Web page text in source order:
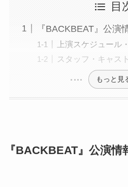
目
『BACKBEAT』公演
上演スケジュール
スタッフ・キャスト
もっと見
『BACKBEAT』公演情